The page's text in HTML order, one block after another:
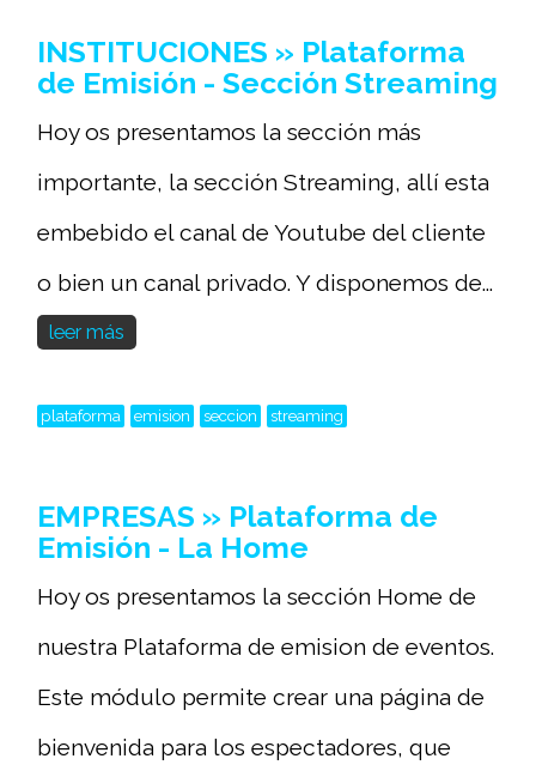
INSTITUCIONES » Plataforma
de Emisión - Sección Streaming
Hoy os presentamos la sección más
importante, la sección Streaming, allí esta
embebido el canal de Youtube del cliente
o bien un canal privado. Y disponemos de...
leer más
plataforma emision seccion streaming
EMPRESAS » Plataforma de
Emisión - La Home
Hoy os presentamos la sección Home de
nuestra Plataforma de emision de eventos.
Este módulo permite crear una página de
bienvenida para los espectadores, que